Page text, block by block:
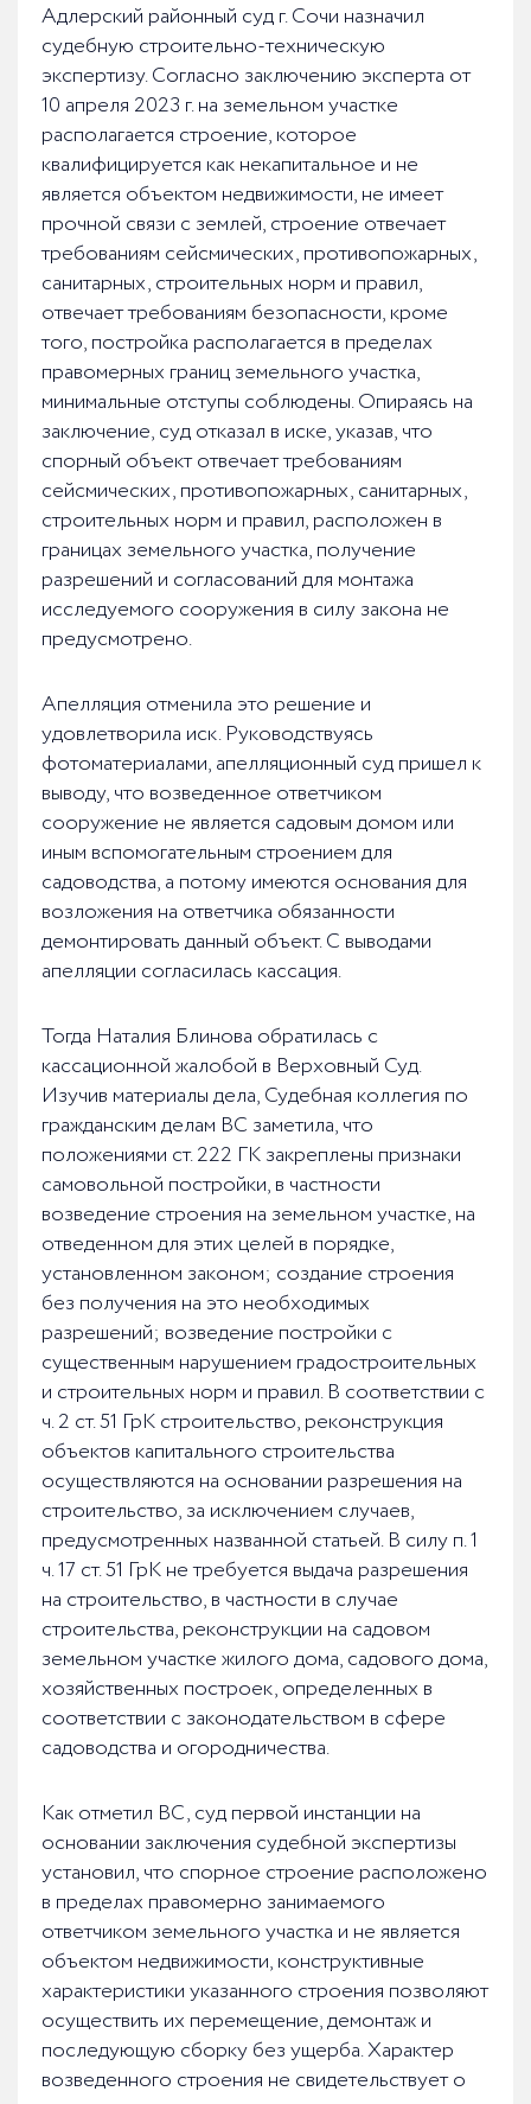
Адлерский районный суд г. Сочи назначил
судебную строительно-техническую
экспертизу. Согласно заключению эксперта от
10 апреля 2023 г. на земельном участке
располагается строение, которое
квалифицируется как некапитальное и не
является объектом недвижимости, не имеет
прочной связи с землей, строение отвечает
требованиям сейсмических, противопожарных,
санитарных, строительных норм и правил,
отвечает требованиям безопасности, кроме
того, постройка располагается в пределах
правомерных границ земельного участка,
минимальные отступы соблюдены. Опираясь на
заключение, суд отказал в иске, указав, что
спорный объект отвечает требованиям
сейсмических, противопожарных, санитарных,
строительных норм и правил, расположен в
границах земельного участка, получение
разрешений и согласований для монтажа
исследуемого сооружения в силу закона не
предусмотрено.
Апелляция отменила это решение и
удовлетворила иск. Руководствуясь
фотоматериалами, апелляционный суд пришел к
выводу, что возведенное ответчиком
сооружение не является садовым домом или
иным вспомогательным строением для
садоводства, а потому имеются основания для
возложения на ответчика обязанности
демонтировать данный объект. С выводами
апелляции согласилась кассация.
Тогда Наталия Блинова обратилась с
кассационной жалобой в Верховный Суд.
Изучив материалы дела, Судебная коллегия по
гражданским делам ВС заметила, что
положениями ст. 222 ГК закреплены признаки
самовольной постройки, в частности
возведение строения на земельном участке, на
отведенном для этих целей в порядке,
установленном законом; создание строения
без получения на это необходимых
разрешений; возведение постройки с
существенным нарушением градостроительных
и строительных норм и правил. В соответствии с
ч. 2 ст. 51 ГрК строительство, реконструкция
объектов капитального строительства
осуществляются на основании разрешения на
строительство, за исключением случаев,
предусмотренных названной статьей. В силу п. 1
ч. 17 ст. 51 ГрК не требуется выдача разрешения
на строительство, в частности в случае
строительства, реконструкции на садовом
земельном участке жилого дома, садового дома,
хозяйственных построек, определенных в
соответствии с законодательством в сфере
садоводства и огородничества.
Как отметил ВС, суд первой инстанции на
основании заключения судебной экспертизы
установил, что спорное строение расположено
в пределах правомерно занимаемого
ответчиком земельного участка и не является
объектом недвижимости, конструктивные
характеристики указанного строения позволяют
осуществить их перемещение, демонтаж и
последующую сборку без ущерба. Характер
возведенного строения не свидетельствует о